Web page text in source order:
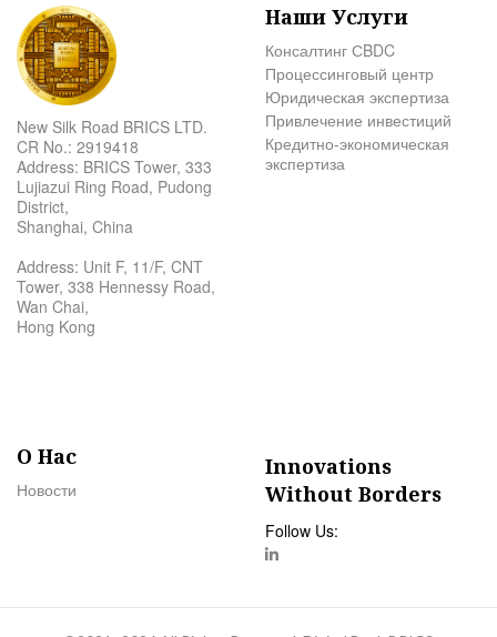
New Silk Road BRICS LTD.
CR No.: 2919418
Address: BRICS Tower, 333
Lujiazui Ring Road, Pudong
District,
Shanghai, China
Address: Unit F, 11/F, CNT
Tower, 338 Hennessy Road,
Wan Chai,
Hong Kong
Наши Услуги
Консалтинг СBDC
Процессинговый центр
Юридическая экспертиза
Привлечение инвестиций
Кредитно-экономическая
экспертиза
О Нас
Новости
Innovations
Without Borders
Follow Us: